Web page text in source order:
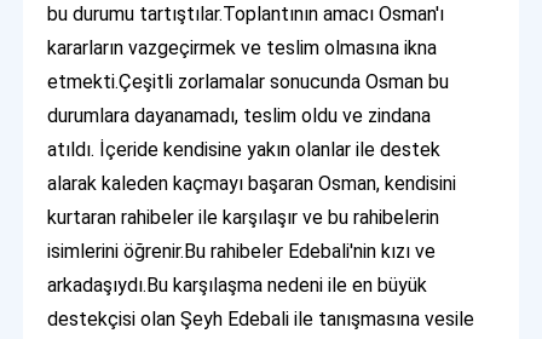
bu durumu tartıştılar.Toplantının amacı Osman'ı
kararların vazgeçirmek ve teslim olmasına ikna
etmekti.Çeşitli zorlamalar sonucunda Osman bu
durumlara dayanamadı, teslim oldu ve zindana
atıldı. İçeride kendisine yakın olanlar ile destek
alarak kaleden kaçmayı başaran Osman, kendisini
kurtaran rahibeler ile karşılaşır ve bu rahibelerin
isimlerini öğrenir.Bu rahibeler Edebali'nin kızı ve
arkadaşıydı.Bu karşılaşma nedeni ile en büyük
destekçisi olan Şeyh Edebali ile tanışmasına vesile